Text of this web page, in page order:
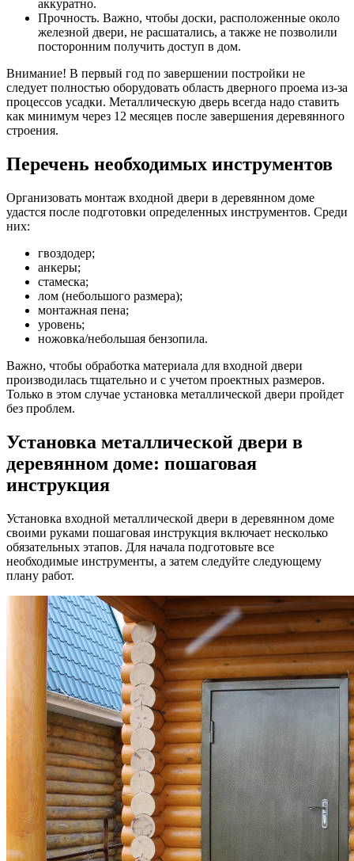
аккуратно.
Прочность. Важно, чтобы доски, расположенные около
железной двери, не расшатались, а также не позволили
посторонним получить доступ в дом.
Внимание! В первый год по завершении постройки не
следует полностью оборудовать область дверного проема из-за
процессов усадки. Металлическую дверь всегда надо ставить
как минимум через 12 месяцев после завершения деревянного
строения.
Перечень необходимых инструментов
Организовать монтаж входной двери в деревянном доме
удастся после подготовки определенных инструментов. Среди
них:
гвоздодер;
анкеры;
стамеска;
лом (небольшого размера);
монтажная пена;
уровень;
ножовка/небольшая бензопила.
Важно, чтобы обработка материала для входной двери
производилась тщательно и с учетом проектных размеров.
Только в этом случае установка металлической двери пройдет
без проблем.
Установка металлической двери в
деревянном доме: пошаговая
инструкция
Установка входной металлической двери в деревянном доме
своими руками пошаговая инструкция включает несколько
обязательных этапов. Для начала подготовьте все
необходимые инструменты, а затем следуйте следующему
плану работ.